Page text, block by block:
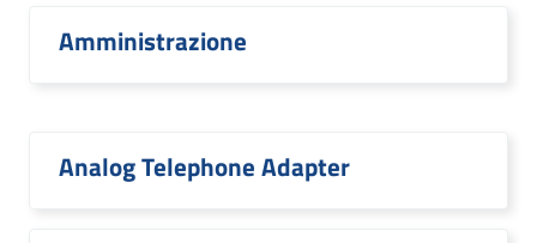
Amministrazione
Analog Telephone Adapter